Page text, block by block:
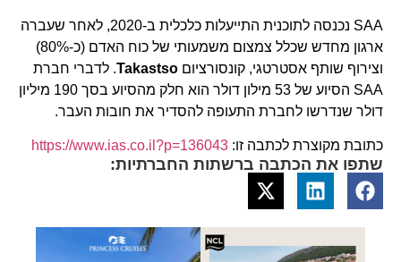
SAA נכנסה לתוכנית התייעלות כלכלית ב-2020, לאחר שעברה
ארגון מחדש שכלל צמצום משמעותי של כוח האדם (כ-80%)
וצירוף שותף אסטרטגי, קונסורציום Takastso. לדברי חברת
SAA הסיוע של 53 מילון דולר הוא חלק מהסיוע בסך 190 מיליון
דולר שנדרשו לחברת התעופה להסדיר את חובות העבר.
כתובת מקוצרת לכתבה זו: https://www.ias.co.il?p=136043
שתפו את הכתבה ברשתות החברתיות: